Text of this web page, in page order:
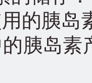
胰岛
岛素